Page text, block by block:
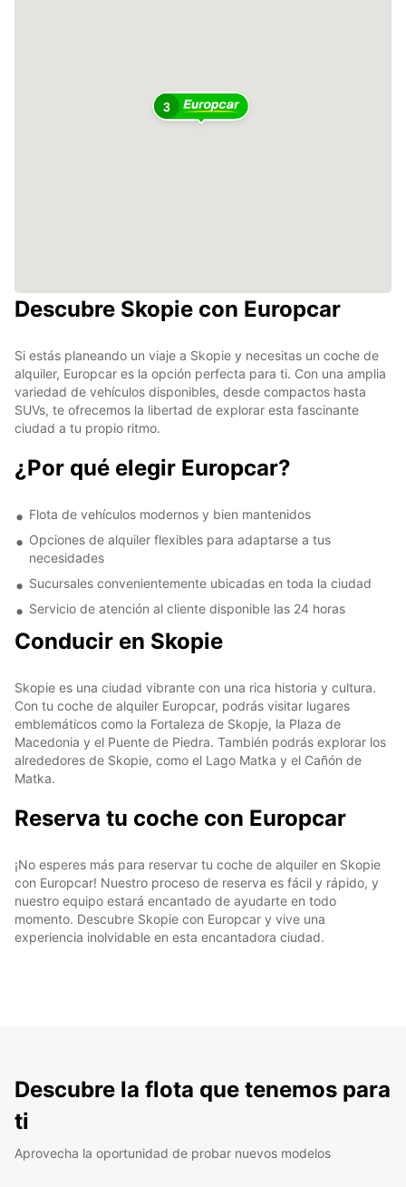
3
Descubre Skopie con Europcar
Si estás planeando un viaje a Skopie y necesitas un coche de
alquiler, Europcar es la opción perfecta para ti. Con una amplia
variedad de vehículos disponibles, desde compactos hasta
SUVs, te ofrecemos la libertad de explorar esta fascinante
ciudad a tu propio ritmo.
¿Por qué elegir Europcar?
Flota de vehículos modernos y bien mantenidos
Opciones de alquiler flexibles para adaptarse a tus
necesidades
Sucursales convenientemente ubicadas en toda la ciudad
Servicio de atención al cliente disponible las 24 horas
Conducir en Skopie
Skopie es una ciudad vibrante con una rica historia y cultura.
Con tu coche de alquiler Europcar, podrás visitar lugares
emblemáticos como la Fortaleza de Skopje, la Plaza de
Macedonia y el Puente de Piedra. También podrás explorar los
alrededores de Skopie, como el Lago Matka y el Cañón de
Matka.
Reserva tu coche con Europcar
¡No esperes más para reservar tu coche de alquiler en Skopie
con Europcar! Nuestro proceso de reserva es fácil y rápido, y
nuestro equipo estará encantado de ayudarte en todo
momento. Descubre Skopie con Europcar y vive una
experiencia inolvidable en esta encantadora ciudad.
Descubre la flota que tenemos para
ti
Aprovecha la oportunidad de probar nuevos modelos